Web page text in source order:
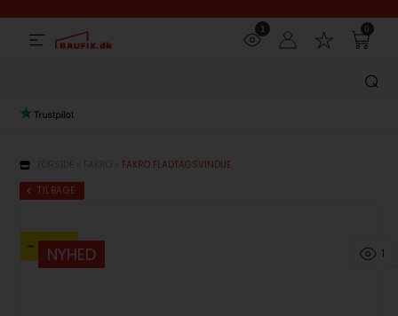
1 0
FAKRO FLADTAGSVINDUE
TILBAGE
- 27%
NYHED 1